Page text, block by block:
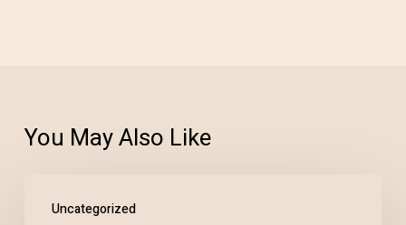
You May Also Like
Uncategorized